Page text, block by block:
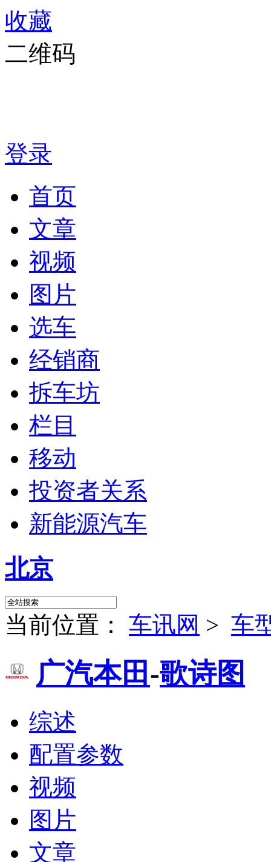
收藏
二维码
登录
首页
文章
视频
图片
选车
经销商
拆车坊
栏目
移动
投资者关系
新能源汽车
北京
当前位置： 车讯网 > 车
广汽本田 -歌诗图
综述
配置参数
视频
图片
文章